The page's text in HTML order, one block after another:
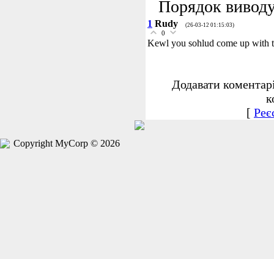
Порядок
1 Rudy (26-03-12 01:15:03)
0
Kewl you sohlud come up with
Додавати
[
Copyright MyCorp © 2026